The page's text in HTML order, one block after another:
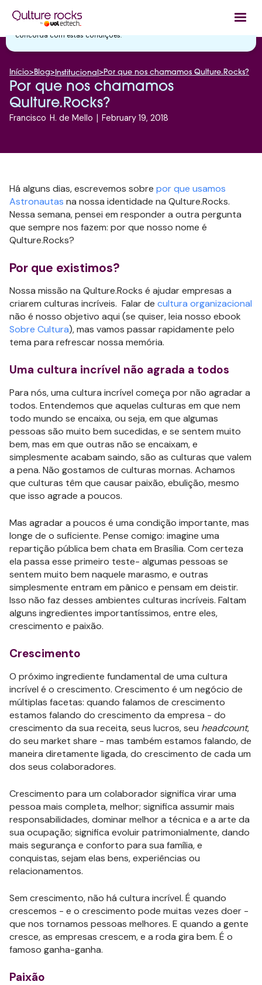
Utilizamos cookies essenciais e tecnologias semelhantes de acordo
com a nossaPolítica de Privacidade
concorda com estas condições.
Início> Blog> Institucional > Por que nos chamamos Qulture.Rocks?
Por que nos chamamos
Qulture.Rocks?
Francisco H. de Mello | February 19, 2018
Há alguns dias, escrevemos sobre por que usamos
Astronautas na nossa identidade na Qulture.Rocks.
Nessa semana, pensei em responder a outra pergunta
que sempre nos fazem: por que nosso nome é
Qulture.Rocks?
Por que existimos?
Nossa missão na Qulture.Rocks é ajudar empresas a
criarem culturas incríveis. Falar de cultura organizacional
não é nosso objetivo aqui (se quiser, leia nosso ebook
Sobre Cultura), mas vamos passar rapidamente pelo
tema para refrescar nossa memória.
Uma cultura incrível não agrada a todos
Para nós, uma cultura incrível começa por não agradar a
todos. Entendemos que aquelas culturas em que nem
todo mundo se encaixa, ou seja, em que algumas
pessoas são muito bem sucedidas, e se sentem muito
bem, mas em que outras não se encaixam, e
simplesmente acabam saindo, são as culturas que valem
a pena. Não gostamos de culturas mornas. Achamos
que culturas têm que causar paixão, ebulição, mesmo
que isso agrade a poucos.
Mas agradar a poucos é uma condição importante, mas
longe de o suficiente. Pense comigo: imagine uma
repartição pública bem chata em Brasília. Com certeza
ela passa esse primeiro teste- algumas pessoas se
sentem muito bem naquele marasmo, e outras
simplesmente entram em pânico e pensam em deistir.
Isso não faz desses ambientes culturas incríveis. Faltam
alguns ingredientes importantíssimos, entre eles,
crescimento e paixão.
Crescimento
O próximo ingrediente fundamental de uma cultura
incrível é o crescimento. Crescimento é um negócio de
múltiplas facetas: quando falamos de crescimento
estamos falando do crescimento da empresa - do
crescimento da sua receita, seus lucros, seu headcount,
do seu market share - mas também estamos falando, de
maneira diretamente ligada, do crescimento de cada um
dos seus colaboradores.
Crescimento para um colaborador significa virar uma
pessoa mais completa, melhor; significa assumir mais
responsabilidades, dominar melhor a técnica e a arte da
sua ocupação; significa evoluir patrimonialmente, dando
mais segurança e conforto para sua família, e
conquistas, sejam elas bens, experiências ou
relacionamentos.
Sem crescimento, não há cultura incrível. É quando
crescemos - e o crescimento pode muitas vezes doer -
que nos tornamos pessoas melhores. E quando a gente
cresce, as empresas crescem, e a roda gira bem. É o
famoso ganha-ganha.
Paixão